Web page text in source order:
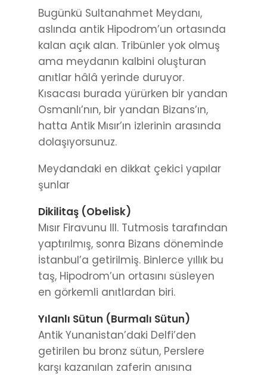
Bugünkü Sultanahmet Meydanı,
aslında antik Hipodrom’un ortasında
kalan açık alan. Tribünler yok olmuş
ama meydanın kalbini oluşturan
anıtlar hâlâ yerinde duruyor.
Kısacası burada yürürken bir yandan
Osmanlı’nın, bir yandan Bizans’ın,
hatta Antik Mısır’ın izlerinin arasında
dolaşıyorsunuz.
Meydandaki en dikkat çekici yapılar
şunlar
Dikilitaş (Obelisk)
Mısır Firavunu III. Tutmosis tarafından
yaptırılmış, sonra Bizans döneminde
İstanbul’a getirilmiş. Binlerce yıllık bu
taş, Hipodrom’un ortasını süsleyen
en görkemli anıtlardan biri.
Yılanlı Sütun (Burmalı Sütun)
Antik Yunanistan’daki Delfi’den
getirilen bu bronz sütun, Perslere
karşı kazanılan zaferin anısına